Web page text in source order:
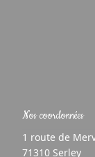
Nos coordonnées
1 route de
71310 Serley